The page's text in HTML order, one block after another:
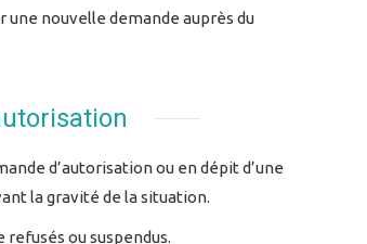
nouvelle demande auprès du
d’autorisation ou en dépit d’une
la gravité de la situation.
ou suspendus.